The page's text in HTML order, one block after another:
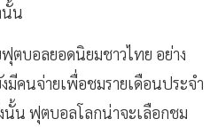
นั้น
บอลยอดนิยมชาวไทย อย่าง
มีคนจ่ายเพื่อชมรายเดือนประจำ
นั้น ฟุตบอลโลกน่าจะเลือกชม